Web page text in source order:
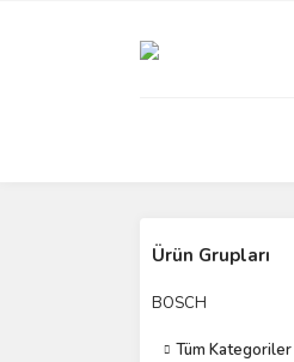
Ürün Grupları
BOSCH
Tüm Kategoriler